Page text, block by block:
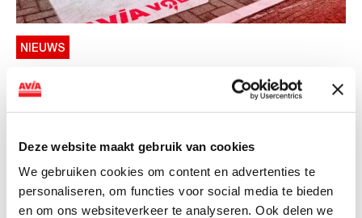
Deze website maakt gebruik van cookies
We gebruiken cookies om content en advertenties te
personaliseren, om functies voor social media te bieden
en om ons websiteverkeer te analyseren. Ook delen we
NIEUWS
AVIA VOLT en Fletcher Hotels starten
AVIA VOLT en Fletcher Hotels starten landelijke uitrol
van DC-snellaadinfrastructuur AVIA VOLT en...
Lees verder